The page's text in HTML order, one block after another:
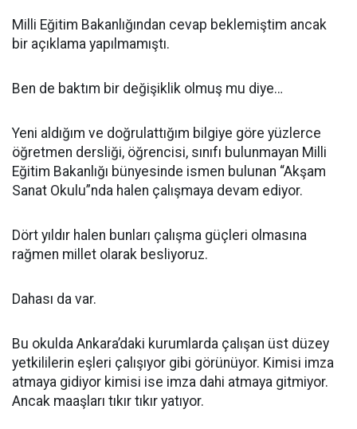
Milli Eğitim Bakanlığından cevap beklemiştim ancak
bir açıklama yapılmamıştı.
Ben de baktım bir değişiklik olmuş mu diye…
Yeni aldığım ve doğrulattığım bilgiye göre yüzlerce
öğretmen dersliği, öğrencisi, sınıfı bulunmayan Milli
Eğitim Bakanlığı bünyesinde ismen bulunan “Akşam
Sanat Okulu”nda halen çalışmaya devam ediyor.
Dört yıldır halen bunları çalışma güçleri olmasına
rağmen millet olarak besliyoruz.
Dahası da var.
Bu okulda Ankara’daki kurumlarda çalışan üst düzey
yetkililerin eşleri çalışıyor gibi görünüyor. Kimisi imza
atmaya gidiyor kimisi ise imza dahi atmaya gitmiyor.
Ancak maaşları tıkır tıkır yatıyor.